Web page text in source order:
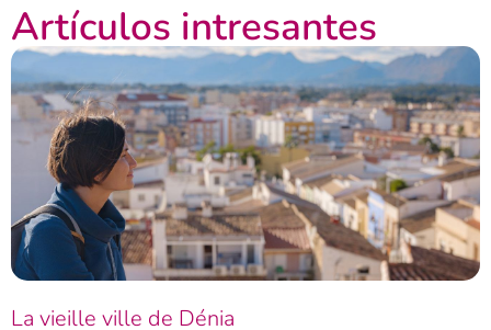
Artículos intresantes
La vieille ville de Dénia